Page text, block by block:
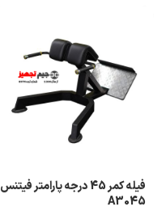
فیله کمر 45 درجه پارامتر فیتنس
A3045